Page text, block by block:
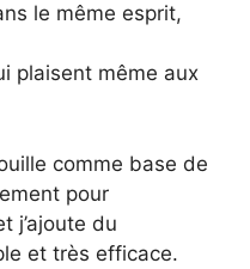
le même esprit,
plaisent même aux
comme base de
pour
j’ajoute du
et très efficace.